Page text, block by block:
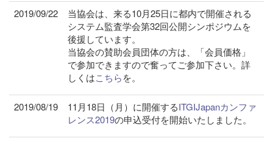
2019/09/22
当協会は、来る10月25日に都内で開催される
システム監査学会第32回公開シンポジウムを
後援しています。
当協会の賛助会員団体の方は、「会員価格」
で参加できますので奮ってご参加下さい。詳
しくはこちらを。
2019/08/19 11月18日（月）に開催するITGIJapanカンファ
レンス2019の申込受付を開始いたしました。